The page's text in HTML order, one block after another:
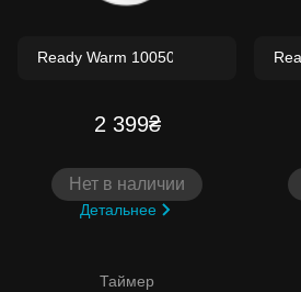
2 399₴
Нет в наличии
Детальнее
Таймер